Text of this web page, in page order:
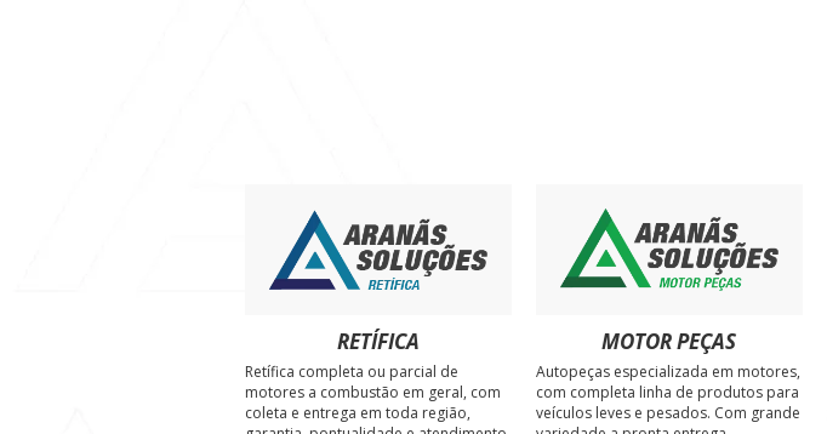
RETÍFICA
Retífica completa ou parcial de
motores a combustão em geral, com
coleta e entrega em toda região,
MOTOR PEÇAS
Autopeças especializada em motores,
com completa linha de produtos para
veículos leves e pesados. Com grande